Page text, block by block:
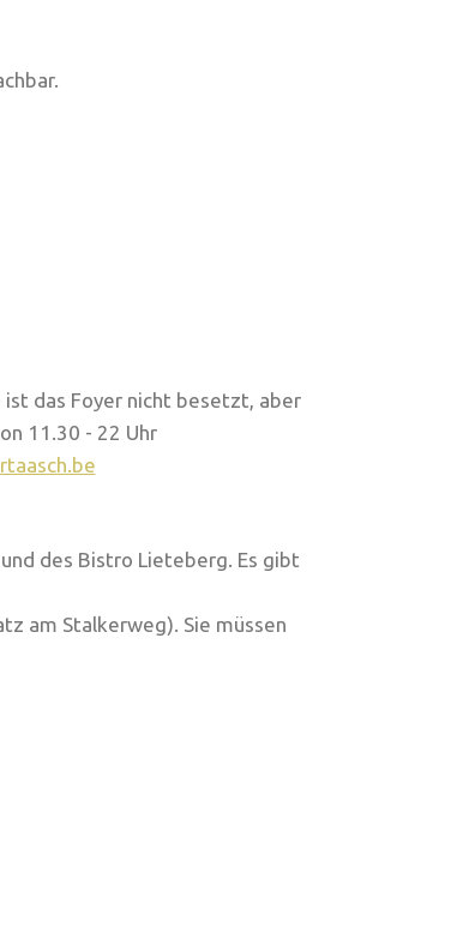
das Foyer nicht besetzt, aber
11.30 - 22 Uhr
des Bistro Lieteberg. Es gibt
am Stalkerweg). Sie müssen